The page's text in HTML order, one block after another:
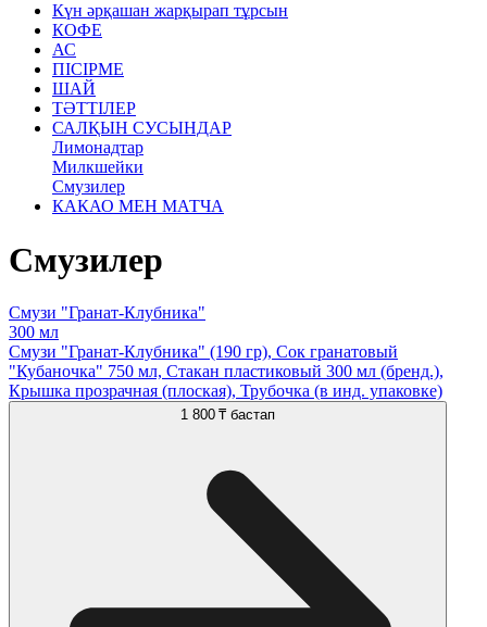
Күн әрқашан жарқырап тұрсын
КОФЕ
АС
ПІСІРМЕ
ШАЙ
ТӘТТІЛЕР
САЛҚЫН СУСЫНДАР
Лимонадтар
Милкшейки
Смузилер
КАКАО МЕН МАТЧА
Смузилер
Смузи "Гранат-Клубника"
300 мл
Смузи "Гранат-Клубника" (190 гр), Сок гранатовый
"Кубаночка" 750 мл, Стакан пластиковый 300 мл (бренд.),
Крышка прозрачная (плоская), Трубочка (в инд. упаковке)
1 800 ₸ бастап